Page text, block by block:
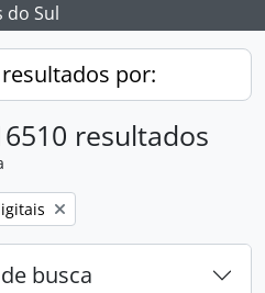
do Sul
por:
resultados
busca